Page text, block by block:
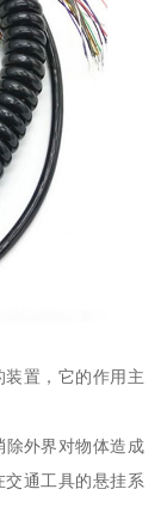
置，它的作用主
除外界对物体造成
通工具的悬挂系